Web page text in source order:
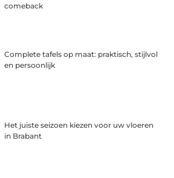
comeback
Complete tafels op maat: praktisch, stijlvol
en persoonlijk
Het juiste seizoen kiezen voor uw vloeren
in Brabant